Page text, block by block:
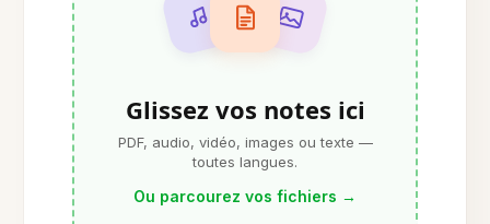
Glissez vos notes ici
PDF, audio, vidéo, images ou texte —
toutes langues.
Ou parcourez vos fichiers →